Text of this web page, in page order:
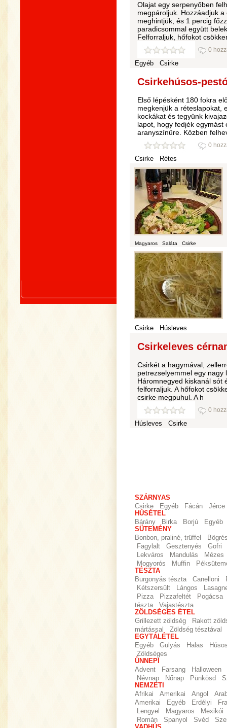
Olajat egy serpenyőben
megpároljuk. Hozzáadjuk
meghintjük, és 1 percig
paradicsommal együtt
Felforraljuk, hőfokot
0
Egyéb
Csirke
Csirkehúsos-
Első lépésként 180 fokra
megkenjük a réteslapokat,
kockákat és tegyünk
lapot, hogy fedjék egymást
aranyszínűre. Közben
0
Csirke
Rétes
Magyaros Saláta Csirke
Csirke Húsleves
Csirkeleves
Csirkét a hagymával,
petrezselyemmel egy nagy
Háromnegyed kiskanál sót
felforraljuk. A hőfokot
csirke megpuhul. A h
0
Húsleves
Csirke
SZÁRNYAS
Csirke
Egyéb Fácán
Jérce
HÚSÉTEL
Bárány
Birka Borjú
Egyéb
SÜTEMÉNY
Bonbon, praliné, trüffel
Fagylalt
Gesztenyés
Gofri
Lekváros
Mandulás
Mézes
Mogyorós
Muffin
TÉSZTA
Burgonyás tészta
Canelloni
Kétszersült
Lángos
Pizza
Pizzafeltét
Pogácsa
tészta
Vajastészta
ZÖLDSÉGES ÉTEL
Grillezett zöldség
Rakott
mártással
Zöldség tésztával
EGYTÁLÉTEL
Egyéb
Gulyás Halas
Zöldséges
ÜNNEPI
Advent
Farsang
Halloween
Névnap
Nőnap Pünkösd
NEMZETI
Afrikai
Amerikai Angol
Amerikai
Egyéb Erdélyi
Lengyel
Magyaros
Mexikói
Román
Spanyol Svéd